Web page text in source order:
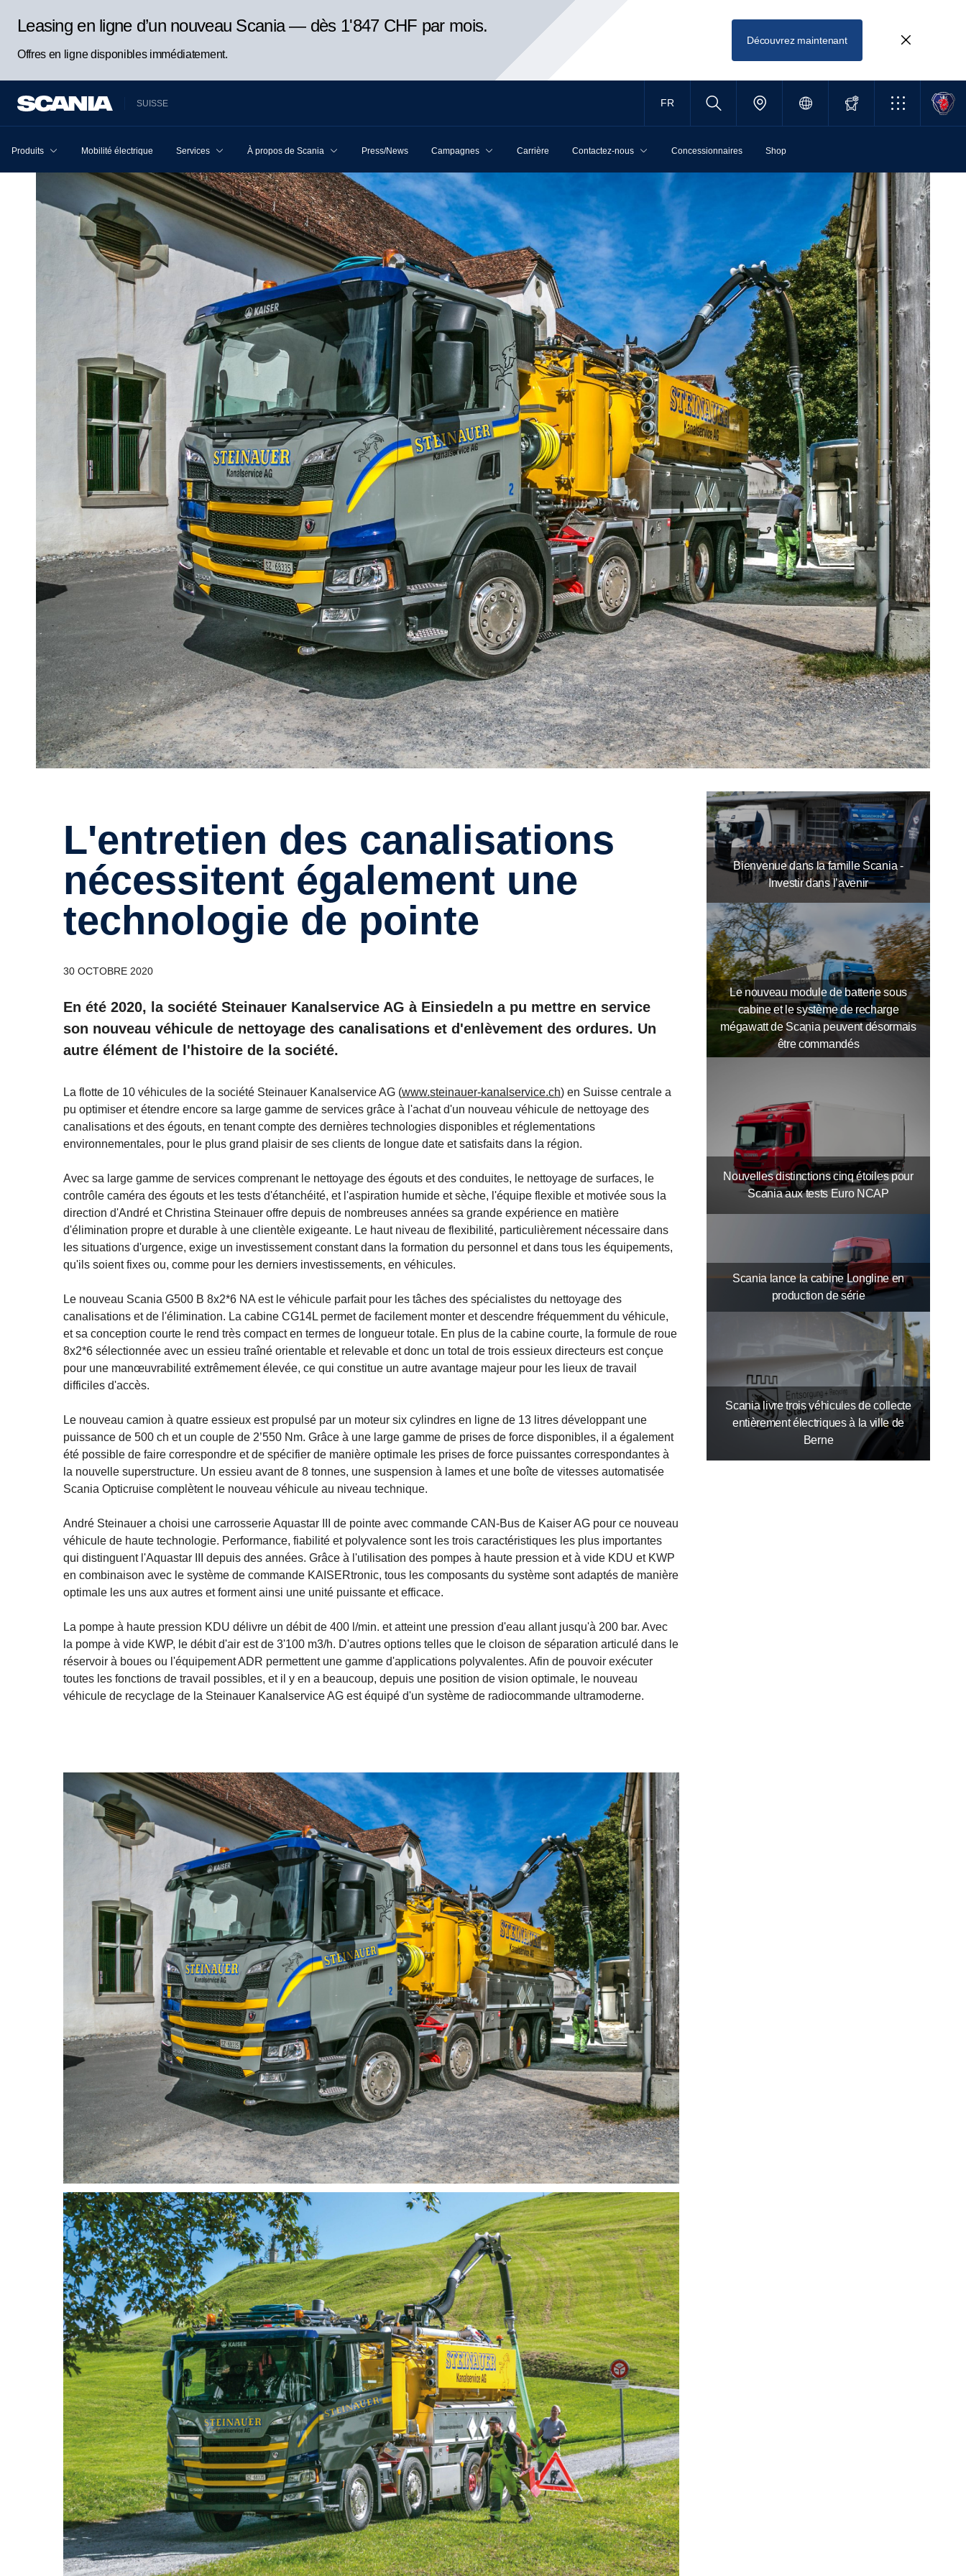
Leasing en ligne d’un nouveau Scania — dès 1'847 CHF par mois.
Offres en ligne disponibles immédiatement.
Découvrez maintenant
SUISSE FR
Produits Mobilité électrique Services À propos de Scania Press/News Campagnes Carrière Contactez-nous Concessionnaires Shop
L'entretien des canalisations
nécessitent également une
technologie de pointe
30 OCTOBRE 2020
En été 2020, la société Steinauer Kanalservice AG à Einsiedeln a pu mettre en service
son nouveau véhicule de nettoyage des canalisations et d'enlèvement des ordures. Un
autre élément de l'histoire de la société.
La flotte de 10 véhicules de la société Steinauer Kanalservice AG (www.steinauer-kanalservice.ch) en Suisse centrale a
pu optimiser et étendre encore sa large gamme de services grâce à l'achat d'un nouveau véhicule de nettoyage des
canalisations et des égouts, en tenant compte des dernières technologies disponibles et réglementations
environnementales, pour le plus grand plaisir de ses clients de longue date et satisfaits dans la région.
Avec sa large gamme de services comprenant le nettoyage des égouts et des conduites, le nettoyage de surfaces, le
contrôle caméra des égouts et les tests d'étanchéité, et l'aspiration humide et sèche, l'équipe flexible et motivée sous la
direction d'André et Christina Steinauer offre depuis de nombreuses années sa grande expérience en matière
d'élimination propre et durable à une clientèle exigeante. Le haut niveau de flexibilité, particulièrement nécessaire dans
les situations d'urgence, exige un investissement constant dans la formation du personnel et dans tous les équipements,
qu'ils soient fixes ou, comme pour les derniers investissements, en véhicules.
Le nouveau Scania G500 B 8x2*6 NA est le véhicule parfait pour les tâches des spécialistes du nettoyage des
canalisations et de l'élimination. La cabine CG14L permet de facilement monter et descendre fréquemment du véhicule,
et sa conception courte le rend très compact en termes de longueur totale. En plus de la cabine courte, la formule de roue
8x2*6 sélectionnée avec un essieu traîné orientable et relevable et donc un total de trois essieux directeurs est conçue
pour une manœuvrabilité extrêmement élevée, ce qui constitue un autre avantage majeur pour les lieux de travail
difficiles d'accès.
Le nouveau camion à quatre essieux est propulsé par un moteur six cylindres en ligne de 13 litres développant une
puissance de 500 ch et un couple de 2’550 Nm. Grâce à une large gamme de prises de force disponibles, il a également
été possible de faire correspondre et de spécifier de manière optimale les prises de force puissantes correspondantes à
la nouvelle superstructure. Un essieu avant de 8 tonnes, une suspension à lames et une boîte de vitesses automatisée
Scania Opticruise complètent le nouveau véhicule au niveau technique.
André Steinauer a choisi une carrosserie Aquastar III de pointe avec commande CAN-Bus de Kaiser AG pour ce nouveau
véhicule de haute technologie. Performance, fiabilité et polyvalence sont les trois caractéristiques les plus importantes
qui distinguent l'Aquastar III depuis des années. Grâce à l'utilisation des pompes à haute pression et à vide KDU et KWP
en combinaison avec le système de commande KAISERtronic, tous les composants du système sont adaptés de manière
optimale les uns aux autres et forment ainsi une unité puissante et efficace.
La pompe à haute pression KDU délivre un débit de 400 l/min. et atteint une pression d'eau allant jusqu'à 200 bar. Avec
la pompe à vide KWP, le débit d'air est de 3'100 m3/h. D'autres options telles que le cloison de séparation articulé dans le
réservoir à boues ou l'équipement ADR permettent une gamme d'applications polyvalentes. Afin de pouvoir exécuter
toutes les fonctions de travail possibles, et il y en a beaucoup, depuis une position de vision optimale, le nouveau
véhicule de recyclage de la Steinauer Kanalservice AG est équipé d'un système de radiocommande ultramoderne.
Bienvenue dans la famille Scania -
Investir dans l’avenir
Le nouveau module de batterie sous
cabine et le système de recharge
mégawatt de Scania peuvent désormais
être commandés
Nouvelles distinctions cinq étoiles pour
Scania aux tests Euro NCAP
Scania lance la cabine Longline en
production de série
Scania livre trois véhicules de collecte
entièrement électriques à la ville de
Berne